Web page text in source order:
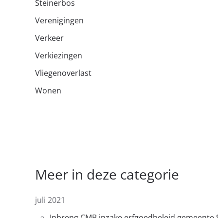
Steinerbos
Verenigingen
Verkeer
Verkiezingen
Vliegenoverlast
Wonen
Meer in deze categorie
juli 2021